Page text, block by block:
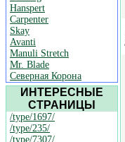
Hanspert
Carpenter
Skay
Avanti
Manuli Stretch
Mr. Blade
Северная Корона
ИНТЕРЕСНЫЕ
СТРАНИЦЫ
/type/1697/
/type/235/
/type/7307/